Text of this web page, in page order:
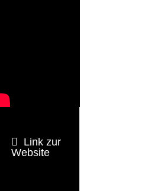
Link zur
Website